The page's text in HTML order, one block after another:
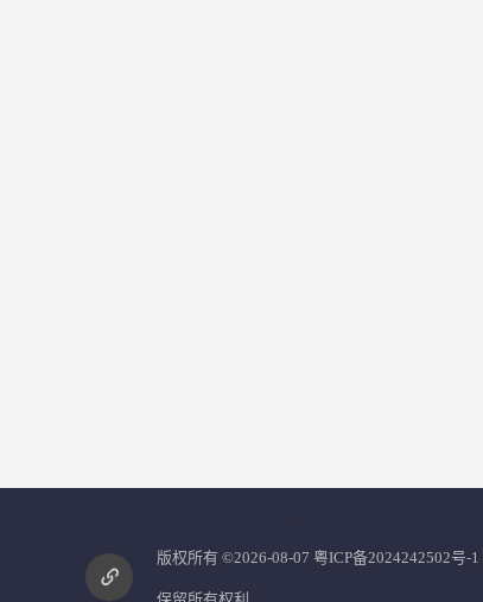
版权所有 ©2026-08-07 粤ICP备2024242502号-1